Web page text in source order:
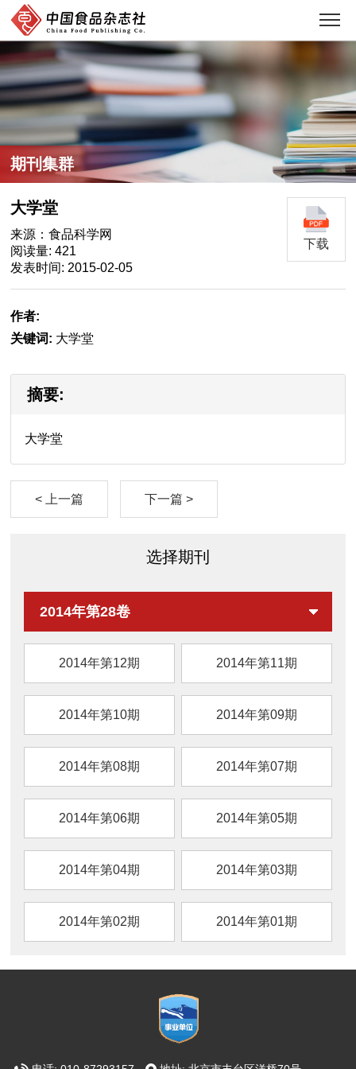
期刊集群
大学堂
来源：食品科学网
阅读量: 421
发表时间: 2015-02-05
下载
作者:
关键词: 大学堂
摘要:
大学堂
< 上一篇 下一篇 >
选择期刊
2014年第28卷
2014年第12期 2014年第11期
2014年第10期 2014年第09期
2014年第08期 2014年第07期
2014年第06期 2014年第05期
2014年第04期 2014年第03期
2014年第02期 2014年第01期